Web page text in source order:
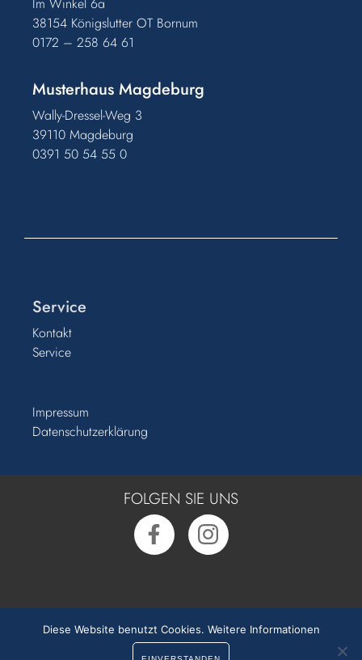
Rufen Sie uns an:0391 50 54 55 0
38154 Königslutter OT Bornum
0172 – 258 64 61
Musterhaus Magdeburg
Wally-Dressel-Weg 3
39110 Magdeburg
0391 50 54 55 0
Service
Kontakt
Service
Impressum
Datenschutzerklärung
FOLGEN SIE UNS
Diese Website benutzt Cookies. Weitere Informationen